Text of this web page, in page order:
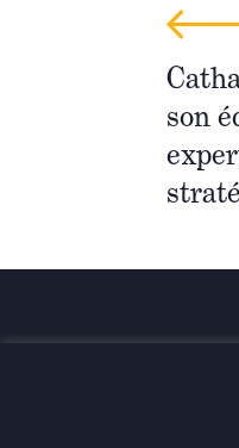
son